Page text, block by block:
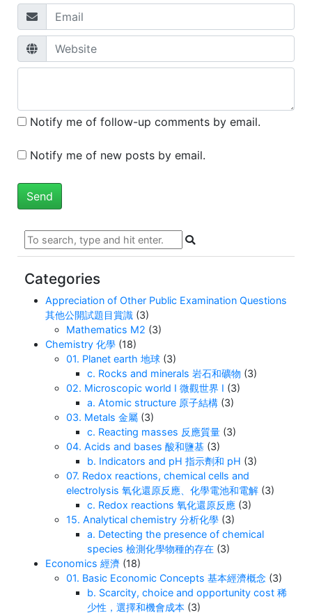
Notify me of follow-up comments by email.
Notify me of new posts by email.
Categories
Appreciation of Other Public Examination Questions
其他公開試題目賞識 (3)
Mathematics M2 (3)
Chemistry 化學 (18)
01. Planet earth 地球 (3)
c. Rocks and minerals 岩石和礦物 (3)
02. Microscopic world I 微觀世界 I (3)
a. Atomic structure 原子結構 (3)
03. Metals 金屬 (3)
c. Reacting masses 反應質量 (3)
04. Acids and bases 酸和鹽基 (3)
b. Indicators and pH 指示劑和 pH (3)
07. Redox reactions, chemical cells and
electrolysis 氧化還原反應、化學電池和電解 (3)
c. Redox reactions 氧化還原反應 (3)
15. Analytical chemistry 分析化學 (3)
a. Detecting the presence of chemical
species 檢測化學物種的存在 (3)
Economics 經濟 (18)
01. Basic Economic Concepts 基本經濟概念 (3)
b. Scarcity, choice and opportunity cost 稀
少性，選擇和機會成本 (3)